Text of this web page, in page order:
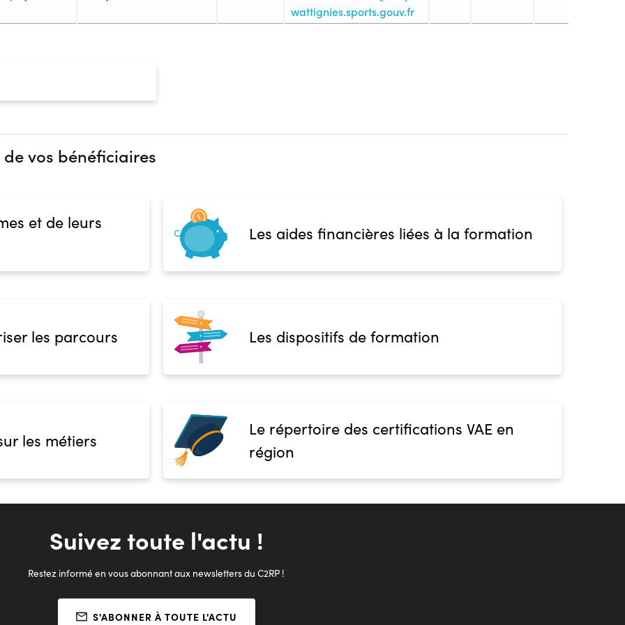
wattignies.sports.gouv.fr
COURTIN
En recherche d'emploi, Tout public
Réunions d'informations
Aucune information
Complément d'information
vos bénéficiaires
et de leurs
Les aides financières liées à la formation
les parcours Les dispositifs de formation
les métiers
Le répertoire des certifications VAE en
région
Suivez toute l'actu !
Restez informé en vous abonnant aux newsletters du C2RP !
S'ABONNER À TOUTE L'ACTU